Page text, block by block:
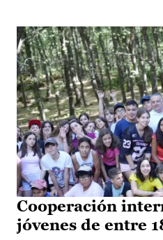
Cooperación
jóvenes de entre